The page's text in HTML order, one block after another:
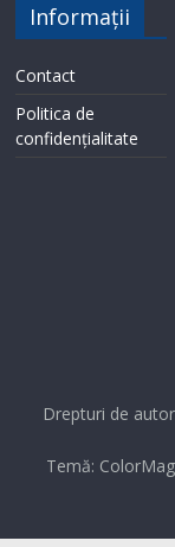
Informații
Contact
Politica de
confidențialitate
Drepturi de
Temă: